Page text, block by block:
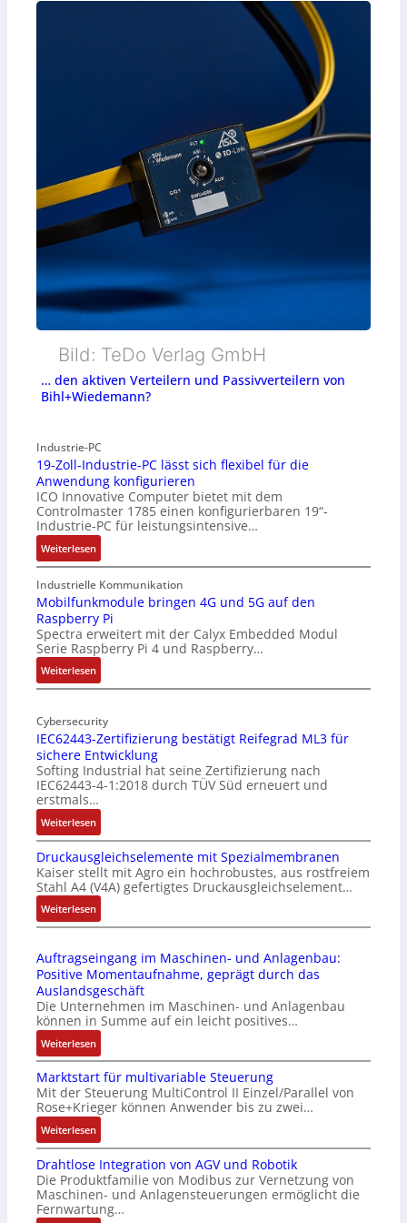
Bild: TeDo Verlag GmbH
… den aktiven Verteilern und Passivverteilern von
Bihl+Wiedemann?
Industrie-PC
19-Zoll-Industrie-PC lässt sich flexibel für die
Anwendung konfigurieren
ICO Innovative Computer bietet mit dem
Controlmaster 1785 einen konfigurierbaren 19“-
Industrie-PC für leistungsintensive…
Weiterlesen:
1
9
-
Z
o
l
l
-
n
d
u
s
t
r
i
e
-
P
C
l
ä
s
t
s
i
c
h
f
l
e
x
i
b
e
l
f
Industrielle Kommunikation
Mobilfunkmodule bringen 4G und 5G auf den
Raspberry Pi
Spectra erweitert mit der Calyx Embedded Modul
Serie Raspberry Pi 4 und Raspberry…
Weiterlesen:
M
b
i
l
f
u
n
k
m
o
d
u
l
e
r
i
n
g
e
n
G
u
n
d
5
G
a
u
Cybersecurity
IEC62443-Zertifizierung bestätigt Reifegrad ML3 für
sichere Entwicklung
Softing Industrial hat seine Zertifizierung nach
IEC62443-4-1:2018 durch TÜV Süd erneuert und
erstmals…
Weiterlesen:
I
E
6
2
4
3
-
Z
e
r
t
i
f
i
z
i
e
u
n
g
Druckausgleichselemente mit Spezialmembranen
Kaiser stellt mit Agro ein hochrobustes, aus rostfreiem
Stahl A4 (V4A) gefertigtes Druckausgleichselement…
Weiterlesen:
D
u
c
k
a
u
s
g
l
e
i
c
h
e
l
e
Auftragseingang im Maschinen- und Anlagenbau:
Positive Momentaufnahme, geprägt durch das
Auslandsgeschäft
Die Unternehmen im Maschinen- und Anlagenbau
können in Summe auf ein leicht positives…
Weiterlesen:
A
u
f
t
r
a
g
s
e
i
Marktstart für multivariable Steuerung
Mit der Steuerung MultiControl II Einzel/Parallel von
Rose+Krieger können Anwender bis zu zwei…
Weiterlesen:
M
a
r
k
t
Drahtlose Integration von AGV und Robotik
Die Produktfamilie von Modibus zur Vernetzung von
Maschinen- und Anlagensteuerungen ermöglicht die
Fernwartung…